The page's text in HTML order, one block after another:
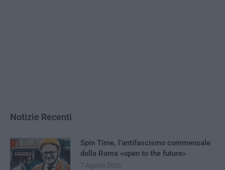
Notizie Recenti
Spin Time, l’antifascismo commensale
della Roma «open to the future»
7 Agosto 2026